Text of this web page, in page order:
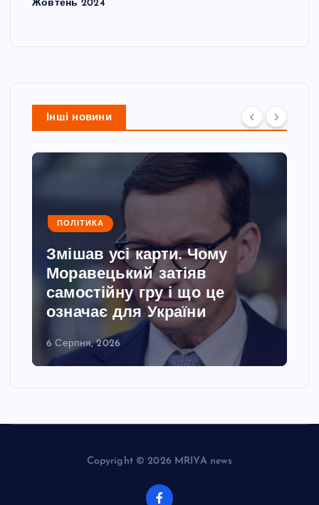
Жовтень 2024
Інші новини
ПОЛІТИКА
Змішав усі карти. Чому
Моравецький затіяв
самостійну гру і що це
означає для України
6 Серпня, 2026
Copyright © 2026 MRIYA news